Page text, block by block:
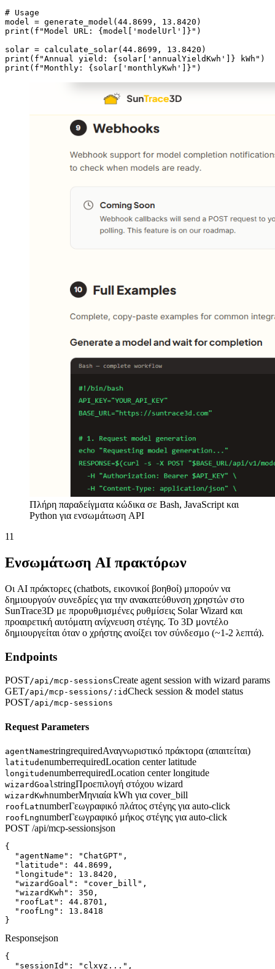
# Usage
model = generate_model(44.8699, 13.8420)
print(f"Model URL: {model['modelUrl']}")
solar = calculate_solar(44.8699, 13.8420)
print(f"Annual yield: {solar['annualYieldKwh']} kWh")
print(f"Monthly: {solar['monthlyKwh']}")
Πλήρη παραδείγματα κώδικα σε Bash, JavaScript και
Python για ενσωμάτωση API
11
Ενσωμάτωση AI πρακτόρων
Οι AI πράκτορες (chatbots, εικονικοί βοηθοί) μπορούν να
δημιουργούν συνεδρίες για την ανακατεύθυνση χρηστών στο
SunTrace3D με προρυθμισμένες ρυθμίσεις Solar Wizard και
προαιρετική αυτόματη ανίχνευση στέγης. Το 3D μοντέλο
δημιουργείται όταν ο χρήστης ανοίξει τον σύνδεσμο (~1-2 λεπτά).
Endpoints
POST/api/mcp-sessionsCreate agent session with wizard params
GET/api/mcp-sessions/:idCheck session & model status
POST/api/mcp-sessions
Request Parameters
agentNamestringrequiredΑναγνωριστικό πράκτορα (απαιτείται)
latitudenumberrequiredLocation center latitude
longitudenumberrequiredLocation center longitude
wizardGoal stringΠροεπιλογή στόχου wizard
wizardKwhnumberΜηνιαία kWh για cover_bill
roofLatnumberΓεωγραφικό πλάτος στέγης για auto-click
roofLngnumberΓεωγραφικό μήκος στέγης για auto-click
POST /api/mcp-sessionsjson
{
  "agentName": "ChatGPT",
  "latitude": 44.8699,
  "longitude": 13.8420,
  "wizardGoal": "cover_bill",
  "wizardKwh": 350,
  "roofLat": 44.8701,
  "roofLng": 13.8418
}
Responsejson
{
  "sessionId": "clxyz...",